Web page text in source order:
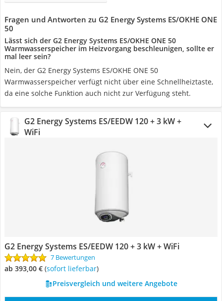
Fragen und Antworten zu G2 Energy Systems ES/OKHE ONE
50
Lässt sich der G2 Energy Systems ES/OKHE ONE 50
Warmwasserspeicher im Heizvorgang beschleunigen, sollte er
mal leer sein?
Nein, der G2 Energy Systems ES/OKHE ONE 50
Warmwasserspeicher verfügt nicht über eine Schnellheiztaste,
da eine solche Funktion auch nicht zur Verfügung steht.
G2 Energy Systems ‎ES/EEDW 120 + 3 kW +
WiFi
G2 Energy Systems ‎ES/EEDW 120 + 3 kW + WiFi
7 Bewertungen
ab 393,00 € ( Sofort lieferbar)
Preisvergleich und weitere Angebote